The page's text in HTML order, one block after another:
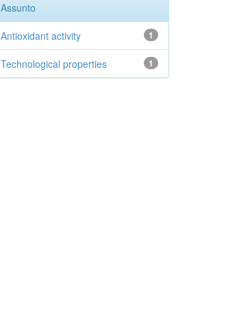
Assunto
1
Antioxidant activity
1
Technological properties